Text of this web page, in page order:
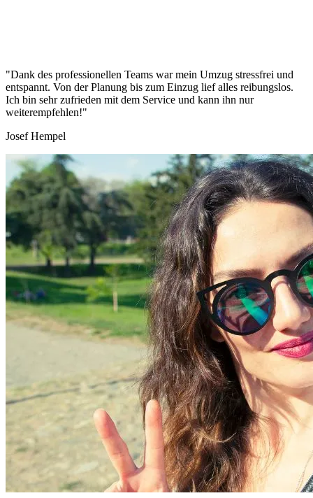
"Dank des professionellen Teams war mein Umzug stressfrei und
entspannt. Von der Planung bis zum Einzug lief alles reibungslos.
Ich bin sehr zufrieden mit dem Service und kann ihn nur
weiterempfehlen!"
Josef Hempel